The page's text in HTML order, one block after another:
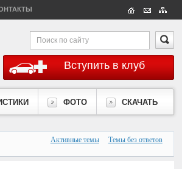
Вступить в клуб
ФОТО СКАЧАТЬ
Активные темы Темы без ответов